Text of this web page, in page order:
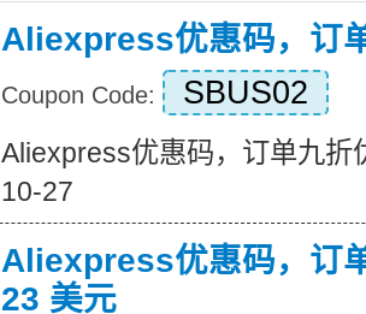
Aliexpress优惠码，订
Coupon Code: SBUS02
Aliexpress优惠码，订单九折
10-27
Aliexpress优惠码，订
23 美元